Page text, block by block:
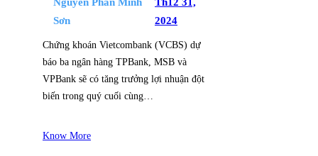
Sơn
2024
Chứng khoán Vietcombank (VCBS) dự
báo ba ngân hàng TPBank, MSB và
VPBank sẽ có tăng trưởng lợi nhuận đột
biến trong quý cuối cùng…
Know More